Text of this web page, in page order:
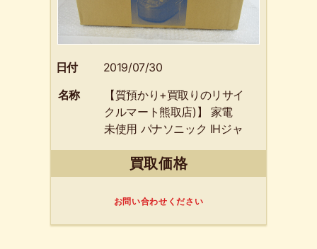
日付
2019/07/30
名称
【質預かり+買取りのリサイ
クルマート熊取店)】 家電
未使用 パナソニック IHジャ
ダイヤモンド銅釜 5.5合 ブ
ラウン 貝塚市のお客様より
お買取りしました！
買取価格
お問い合わせください